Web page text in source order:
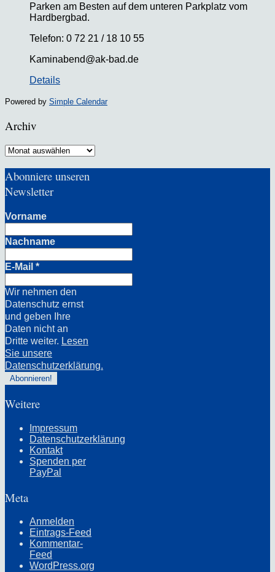
Parken am Besten auf dem unteren Parkplatz vom
Hardbergbad.
Telefon: 0 72 21 / 18 10 55
Kaminabend@ak-bad.de
Details
Powered by Simple Calendar
Archiv
Archiv
Abonniere unseren
Newsletter
Vorname
Nachname
E-Mail *
Wir nehmen den
Datenschutz ernst
und geben Ihre
Daten nicht an
Dritte weiter. Lesen
Sie unsere
Datenschutzerklärung.
Weitere
Impressum
Datenschutzerklärung
Kontakt
Spenden per
PayPal
Meta
Anmelden
Eintrags-Feed
Kommentar-
Feed
WordPress.org